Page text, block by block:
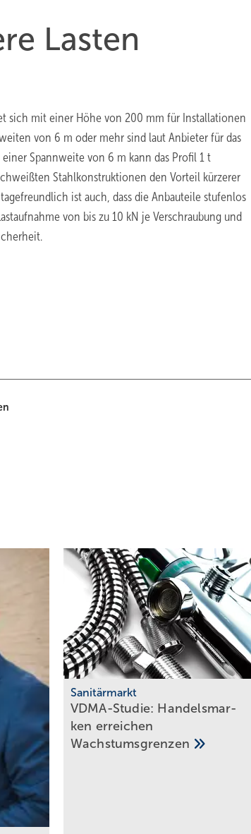
Lasten
sich mit einer Höhe von 200 mm für Installationen
von 6 m oder mehr sind laut Anbieter für das
Spannweite von 6 m kann das Profil 1 t
Stahlkonstruktionen den Vorteil kürzerer
ist auch, dass die Anbauteile stufenlos
von bis zu 10 kN je Verschraubung und
Sanitärmarkt
VDMA-Studie: Han­dels­mar­
ken er­rei­chen
Wachs­tums­gren­zen